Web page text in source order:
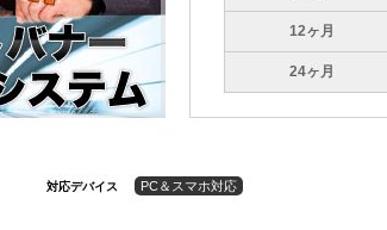
12ヶ月
24ヶ月
対応デバイス PC＆スマホ対応